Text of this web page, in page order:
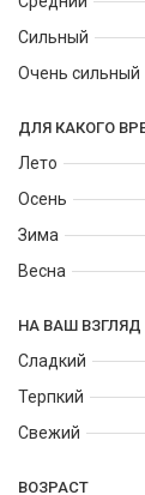
фужерные
Стильный,
подходит для
Сильный
Очень сильный
ДЛЯ КАКОГО
Лето
Осень
Зима
Весна
НА ВАШ ВЗГЛЯД
Сладкий
Терпкий
Свежий
ВОЗРАСТ